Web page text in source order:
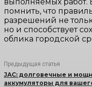
помнить, что
разрешений не
но и способствует
облика городской
Предыдущая статья
JAC: долговечные и
аккумуляторы для